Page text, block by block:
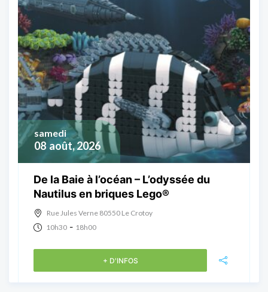
08 août, 2026
samedi
De la Baie à l’océan – L’odyssée du
Nautilus en briques Lego®
Rue Jules Verne 80550 Le Crotoy
10h30 - 18h00
+ D'INFOS